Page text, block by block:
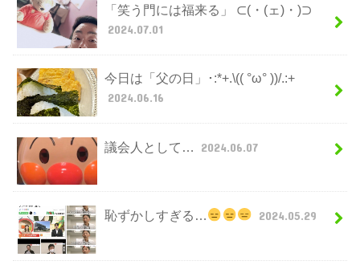
「笑う門には福来る」 ⊂(・(ェ)・)⊃
2024.07.01
今日は「父の日」･:*+.\(( °ω° ))/.:+
2024.06.16
議会人として… 2024.06.07
恥ずかしすぎる… 2024.05.29